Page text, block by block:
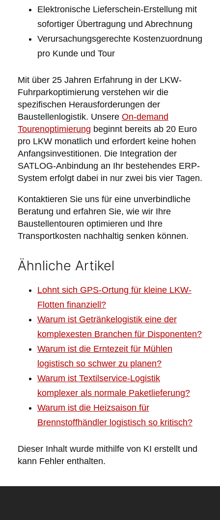
Elektronische Lieferschein-Erstellung mit
sofortiger Übertragung und Abrechnung
Verursachungsgerechte Kostenzuordnung
pro Kunde und Tour
Mit über 25 Jahren Erfahrung in der LKW-
Fuhrparkoptimierung verstehen wir die
spezifischen Herausforderungen der
Baustellenlogistik. Unsere On-demand
Tourenoptimierung beginnt bereits ab 20 Euro
pro LKW monatlich und erfordert keine hohen
Anfangsinvestitionen. Die Integration der
SATLOG-Anbindung an Ihr bestehendes ERP-
System erfolgt dabei in nur zwei bis vier Tagen.
Kontaktieren Sie uns für eine unverbindliche
Beratung und erfahren Sie, wie wir Ihre
Baustellentouren optimieren und Ihre
Transportkosten nachhaltig senken können.
Ähnliche Artikel
Lohnt sich GPS-Ortung für kleine LKW-
Flotten finanziell?
Warum ist Getränkelogistik eine der
komplexesten Branchen für Disponenten?
Warum ist die Erntezeit für Mühlen
logistisch so schwer zu planen?
Warum ist Textilservice-Logistik
komplexer als normale Paketlieferung?
Warum ist die Heizsaison für
Brennstoffhändler logistisch so kritisch?
Dieser Inhalt wurde mithilfe von KI erstellt und
kann Fehler enthalten.